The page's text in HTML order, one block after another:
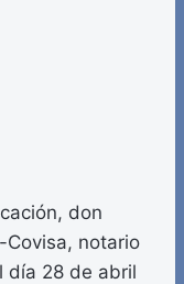
don
Covisa, notario
día 28 de abril